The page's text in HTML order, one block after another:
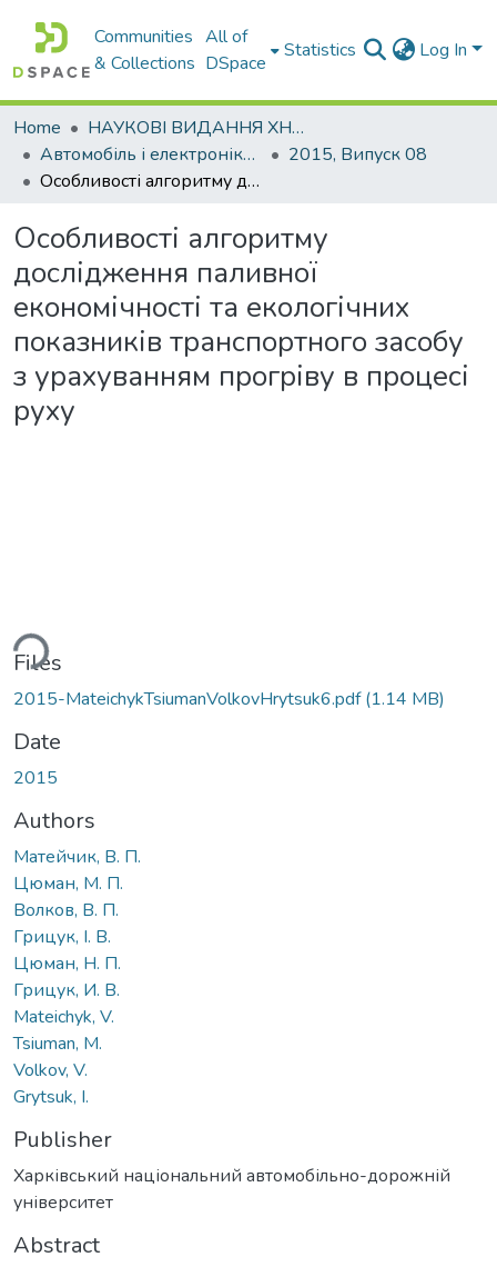
Communities
& Collections
All of
DSpace
Statistics Log In
Home
НАУКОВІ ВИДАННЯ ХНАДУ
Автомобіль і електроніка. Сучасні технології
2015, Випуск 08
Особливості алгоритму дослідження паливної економічності та екологічних показників транспортного засобу з урахуванням прогріву в процесі руху
Особливості алгоритму
дослідження паливної
економічності та екологічних
показників транспортного засобу
з урахуванням прогріву в процесі
руху
Files
2015-MateichykTsiumanVolkovHrytsuk6.pdf(1.14 MB)
Date
2015
Authors
Матейчик, В. П.
Цюман, М. П.
Волков, В. П.
Грицук, І. В.
Цюман, Н. П.
Грицук, И. В.
Mateichyk, V.
Tsiuman, M.
Volkov, V.
Grytsuk, I.
Publisher
Харківський національний автомобільно-дорожній
університет
Abstract